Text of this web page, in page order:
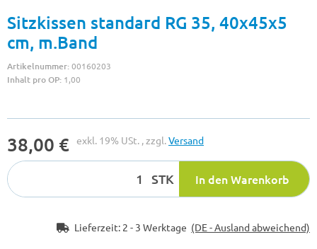
Sitzkissen standard RG 35, 40x45x5
cm, m.Band
Artikelnummer:00160203
Inhalt pro OP: 1,00
38,00 € exkl. 19% USt. , zzgl.Versand
STK In den Warenkorb
Lieferzeit: 2 - 3 Werktage (DE - Ausland abweichend)